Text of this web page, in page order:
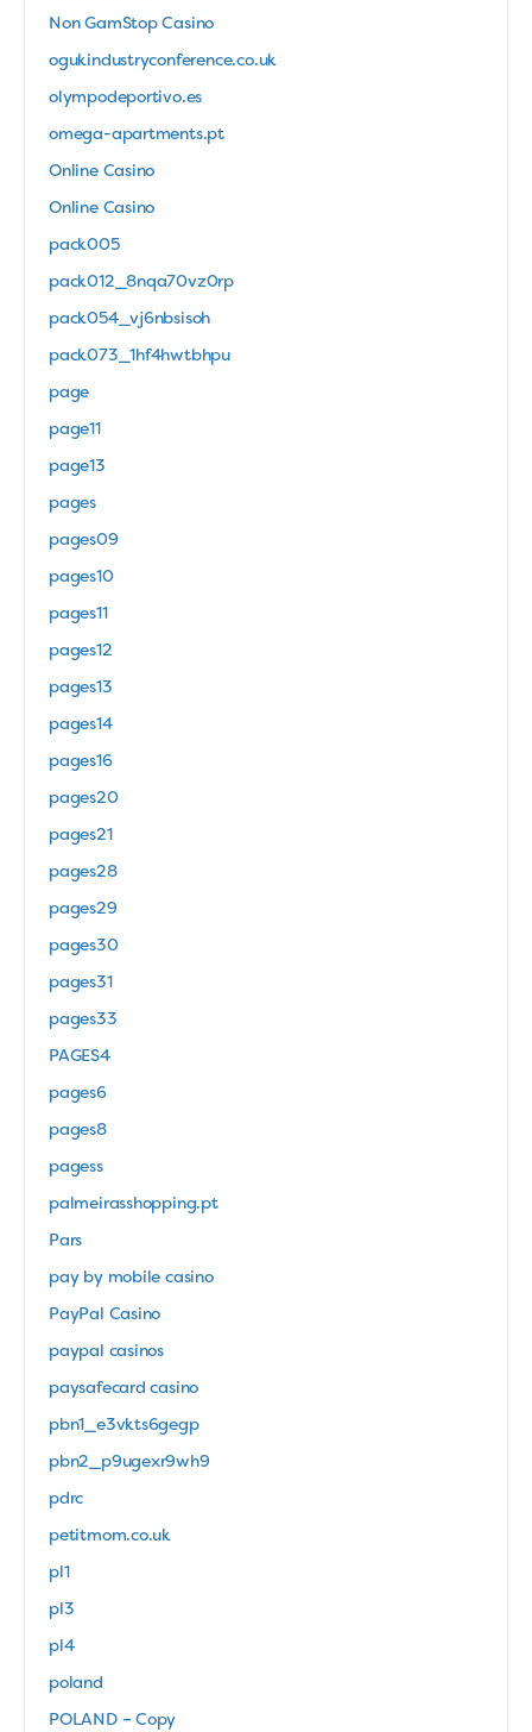
Non GamStop Casino
ogukindustryconference.co.uk
olympodeportivo.es
omega-apartments.pt
Online Casino
Online Casino
pack005
pack012_8nqa70vz0rp
pack054_vj6nbsisoh
pack073_1hf4hwtbhpu
page
page11
page13
pages
pages09
pages10
pages11
pages12
pages13
pages14
pages16
pages20
pages21
pages28
pages29
pages30
pages31
pages33
PAGES4
pages6
pages8
pagess
palmeirasshopping.pt
Pars
pay by mobile casino
PayPal Casino
paypal casinos
paysafecard casino
pbn1_e3vkts6gegp
pbn2_p9ugexr9wh9
pdrc
petitmom.co.uk
pl1
pl3
pl4
poland
POLAND – Copy